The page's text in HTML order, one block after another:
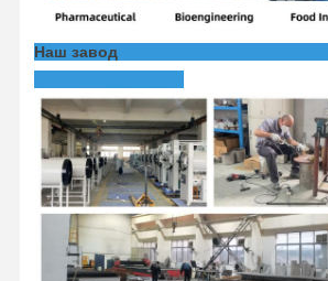
Наш завод